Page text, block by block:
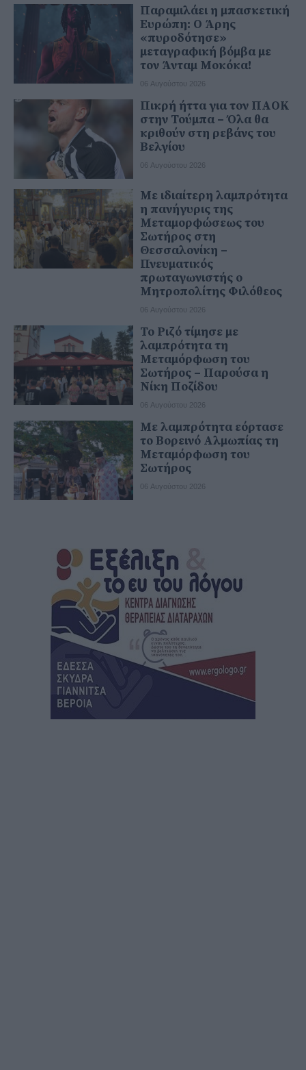
Παραμιλάει η μπασκετική
Ευρώπη: Ο Άρης
«πυροδότησε»
μεταγραφική βόμβα με
τον Άνταμ Μοκόκα!
06 Αυγούστου 2026
Πικρή ήττα για τον ΠΑΟΚ
στην Τούμπα – Όλα θα
κριθούν στη ρεβάνς του
Βελγίου
06 Αυγούστου 2026
Με ιδιαίτερη λαμπρότητα
η πανήγυρις της
Μεταμορφώσεως του
Σωτήρος στη
Θεσσαλονίκη –
Πνευματικός
πρωταγωνιστής ο
Μητροπολίτης Φιλόθεος
06 Αυγούστου 2026
Το Ριζό τίμησε με
λαμπρότητα τη
Μεταμόρφωση του
Σωτήρος – Παρούσα η
Νίκη Ποζίδου
06 Αυγούστου 2026
Με λαμπρότητα εόρτασε
το Βορεινό Αλμωπίας τη
Μεταμόρφωση του
Σωτήρος
06 Αυγούστου 2026